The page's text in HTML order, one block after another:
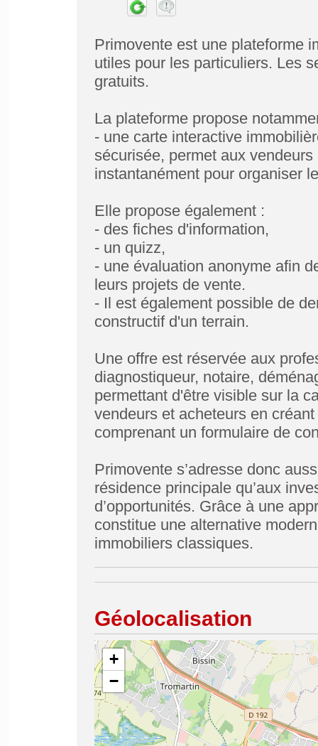
Primovente est une plateforme
utiles pour les particuliers. Les
gratuits.
La plateforme propose
- une carte interactive
sécurisée, permet aux
instantanément pour organiser
Elle propose également :
- des fiches d'information,
- un quizz,
- une évaluation anonyme afin
leurs projets de vente.
- Il est également possible de
constructif d'un terrain.
Une offre est réservée aux
diagnostiqueur, notaire,
permettant d'être visible sur la
vendeurs et acheteurs en
comprenant un formulaire de
Primovente s’adresse donc
résidence principale qu’aux
d’opportunités. Grâce à une
constitue une alternative
immobiliers classiques.
Géolocalisation
+
−